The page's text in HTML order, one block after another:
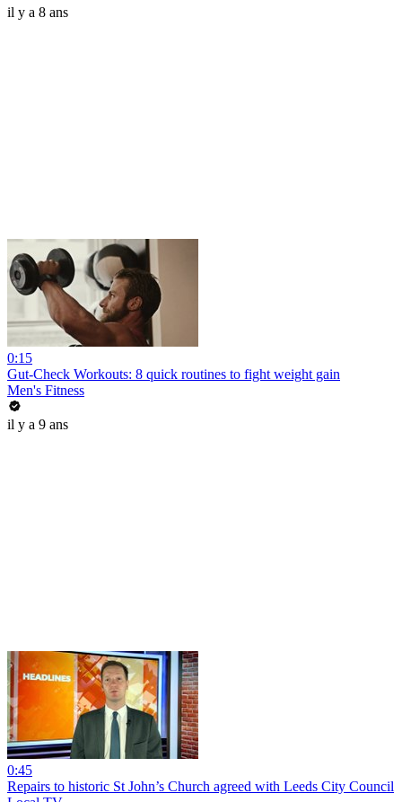
il y a 8 ans
0:15
Gut-Check Workouts: 8 quick routines to fight weight gain
Men's Fitness
il y a 9 ans
0:45
Repairs to historic St John’s Church agreed with Leeds City Council